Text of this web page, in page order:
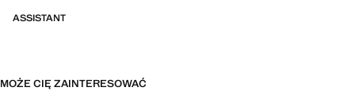
ASSISTANT
MOŻE CIĘ ZAINTERESOWAĆ